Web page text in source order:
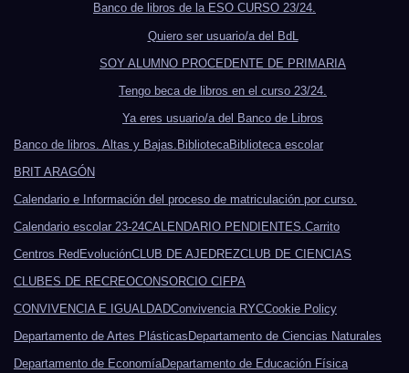
Banco de libros de la ESO CURSO 23/24.
Quiero ser usuario/a del BdL
SOY ALUMNO PROCEDENTE DE PRIMARIA
Tengo beca de libros en el curso 23/24.
Ya eres usuario/a del Banco de Libros
Banco de libros. Altas y Bajas. BibliotecaBiblioteca escolar
BRIT ARAGÓN
Calendario e Información del proceso de matriculación por curso.
Calendario escolar 23-24CALENDARIO PENDIENTES.Carrito
Centros RedEvoluciónCLUB DE AJEDREZCLUB DE CIENCIAS
CLUBES DE RECREOCONSORCIO CIFPA
CONVIVENCIA E IGUALDADConvivencia RYCCookie Policy
Departamento de Artes Plásticas Departamento de Ciencias Naturales
Departamento de EconomíaDepartamento de Educación Física